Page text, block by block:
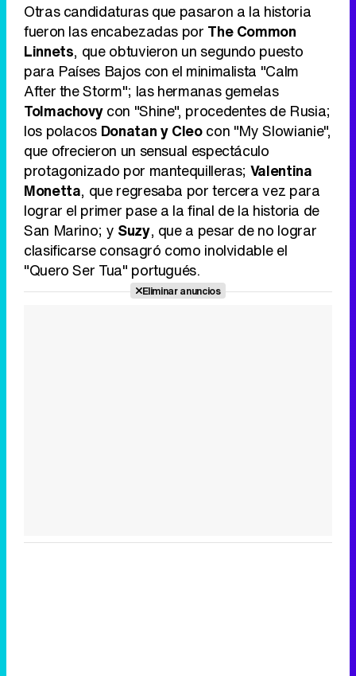
Otras candidaturas que pasaron a la historia
fueron las encabezadas por The Common
Linnets, que obtuvieron un segundo puesto
para Países Bajos con el minimalista "Calm
After the Storm"; las hermanas gemelas
Tolmachovycon "Shine", procedentes de Rusia;
los polacos Donatan y Cleocon "My Slowianie",
que ofrecieron un sensual espectáculo
protagonizado por mantequilleras; Valentina
Monetta, que regresaba por tercera vez para
lograr el primer pase a la final de la historia de
San Marino; y Suzy, que a pesar de no lograr
clasificarse consagró como inolvidable el
"Quero Ser Tua" portugués.
Eliminar anuncios